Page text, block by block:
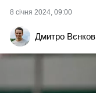
8 січня 2024, 09:00
Дмитро Вєнков